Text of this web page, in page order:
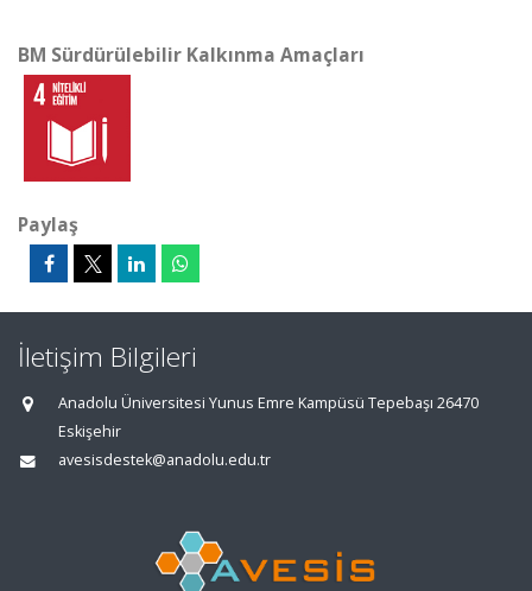
BM Sürdürülebilir Kalkınma Amaçları
Paylaş
İletişim Bilgileri
Anadolu Üniversitesi Yunus Emre Kampüsü Tepebaşı 26470
Eskişehir
avesisdestek@anadolu.edu.tr